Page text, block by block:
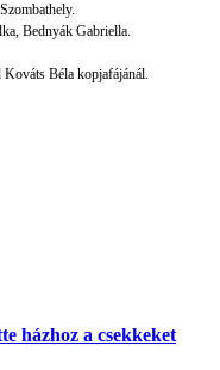
Bednyák Gabriella.
Béla kopjafájánál.
házhoz a csekkeket